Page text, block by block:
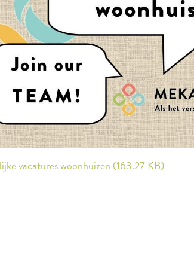
vacatures woonhuizen (163.27 KB)